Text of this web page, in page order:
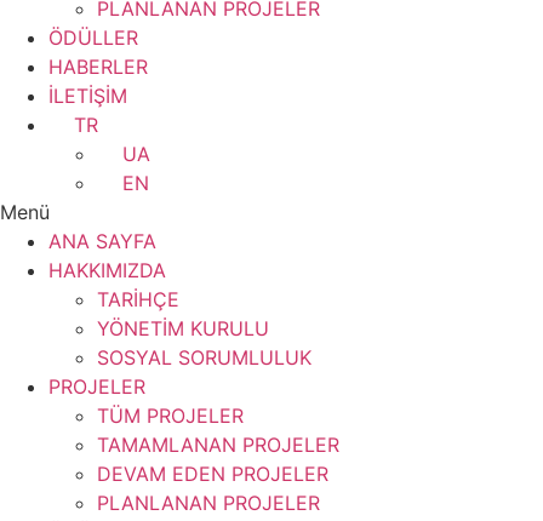
PLANLANAN PROJELER
ÖDÜLLER
HABERLER
İLETİŞİM
TR
UA
EN
Menü
ANA SAYFA
HAKKIMIZDA
TARİHÇE
YÖNETİM KURULU
SOSYAL SORUMLULUK
PROJELER
TÜM PROJELER
TAMAMLANAN PROJELER
DEVAM EDEN PROJELER
PLANLANAN PROJELER